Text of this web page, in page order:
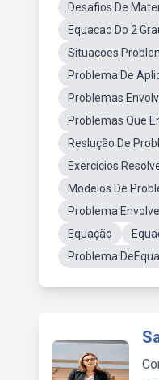
Desafios De
Equacao Do 2
Situacoes
Problema De
Problemas
Problemas Que
Reslução De
Exercicios
Modelos De
Problema
Equação
Problema